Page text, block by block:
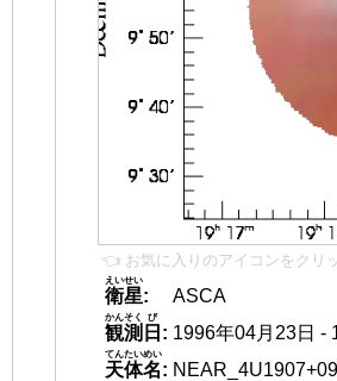
👈 お気に入りのアイコンをクリ
衛星
えいせい
:
ASCA
観測
かんそく
日
び
: 1996年04月23日 -
天体名
てんたいめい
: NEAR_4U1907+09